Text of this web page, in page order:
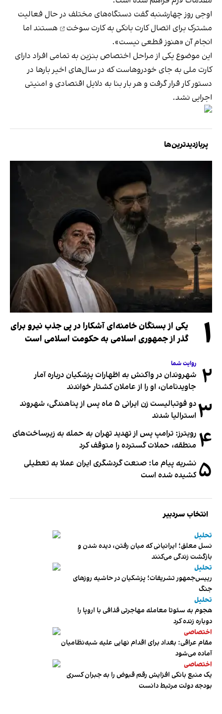
اوجی روز چهارشنبه گفت دستگاه‌های مختلف در حال فعالیت
مشترک برای اتصال کارت بانکی به کارت سوخت
هستند اما
انجام آن «هنوز قطعی نیست».
این موضوع یکی از مراحل اختصاص بنزین به تمامی افراد دارای
کارت ملی به جای خودروهاست که در سال‌های اخیر بارها در
دستور کار قرار گرفت و هر بار بنا به دلایل اقتصادی و امنیتی
اجرایی نشد.
پربازدیدترین‌ها
۱
یکی از بستگان خامنه‌ای آشکارا در پی جذب نیرو برای
گذر از جمهوری اسلامی به حکومت اسلامی است
۲ روایت شما
شهروندان در واکنش به اظهارات پزشکیان درباره آمار
جاویدنامان، او را از عاملان کشتار خواندند
۳
دو فوتبالیست زن ایرانی ۵ ماه پس از پناهندگی، شهروند
استرالیا شدند
۴ رویترز: ترامپ پس از تهدید تهران به حمله به زیرساخت‌های
منطقه، حملات گسترده را متوقف کرد
۵ نشریه پیام ما: صنعت گردشگری ایران عملا به تعطیلی
کشیده شده است
انتخاب سردبیر
تحلیل
نسل معلق؛ ایرانیانی که میان رفتن، دیده شدن و
بازگشت زندگی می‌کنند
تحلیل
رییس‌جمهور تشریفات؛ پزشکیان در حاشیه روزهای
جنگ
تحلیل
هجوم به سئوتا معامله مهاجرتی قذافی با اروپا را
دوباره زنده کرد
اختصاصی
مقام عراقی: بغداد برای اقدام نهایی علیه شبه‌نظامیان
آماده می‌شود
اختصاصی
یک منبع بانکی افزایش رقم قبوض را به جبران کسری
بودجه دولت مرتبط دانست